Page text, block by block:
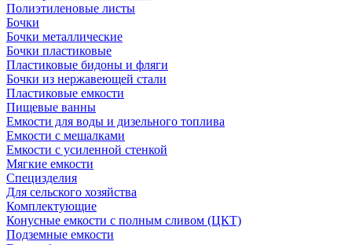
Полиэтиленовые листы
Бочки
Бочки металлические
Бочки пластиковые
Пластиковые бидоны и фляги
Бочки из нержавеющей стали
Пластиковые емкости
Пищевые ванны
Емкости для воды и дизельного топлива
Емкости с мешалками
Емкости с усиленной стенкой
Мягкие емкости
Специзделия
Для сельского хозяйства
Комплектующие
Конусные емкости с полным сливом (ЦКТ)
Подземные емкости